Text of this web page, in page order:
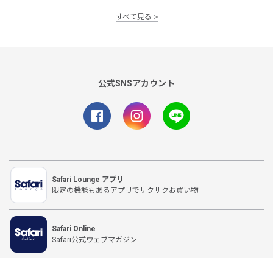
すべて見る
公式SNSアカウント
Safari Lounge アプリ
限定の機能もあるアプリでサクサクお買い物
Safari Online
Safari公式ウェブマガジン